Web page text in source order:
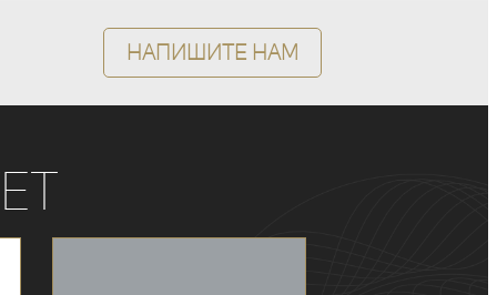
Напишите нам